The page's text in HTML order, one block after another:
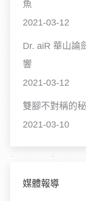
魚
2021-03-12
Dr. aiR 華山論
響
2021-03-12
雙腳不對稱的
2021-03-10
媒體報導